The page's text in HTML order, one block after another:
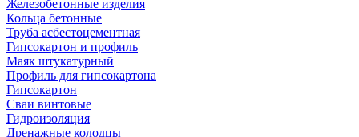
Железобетонные изделия
Кольца бетонные
Труба асбестоцементная
Гипсокартон и профиль
Маяк штукатурный
Профиль для гипсокартона
Гипсокартон
Сваи винтовые
Гидроизоляция
Дренажные колодцы